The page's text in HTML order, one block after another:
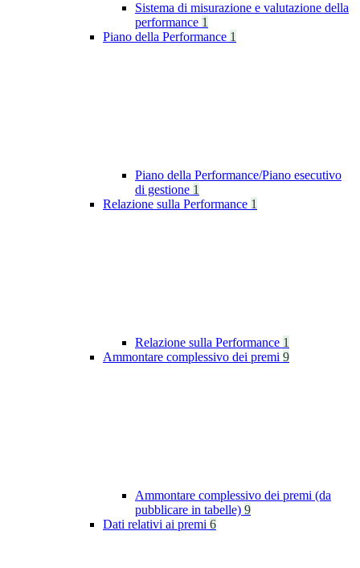
Sistema di misurazione e valutazione della
performance 1
Piano della Performance 1
Piano della Performance/Piano esecutivo
di gestione 1
Relazione sulla Performance 1
Relazione sulla Performance 1
Ammontare complessivo dei premi 9
Ammontare complessivo dei premi (da
pubblicare in tabelle) 9
Dati relativi ai premi 6